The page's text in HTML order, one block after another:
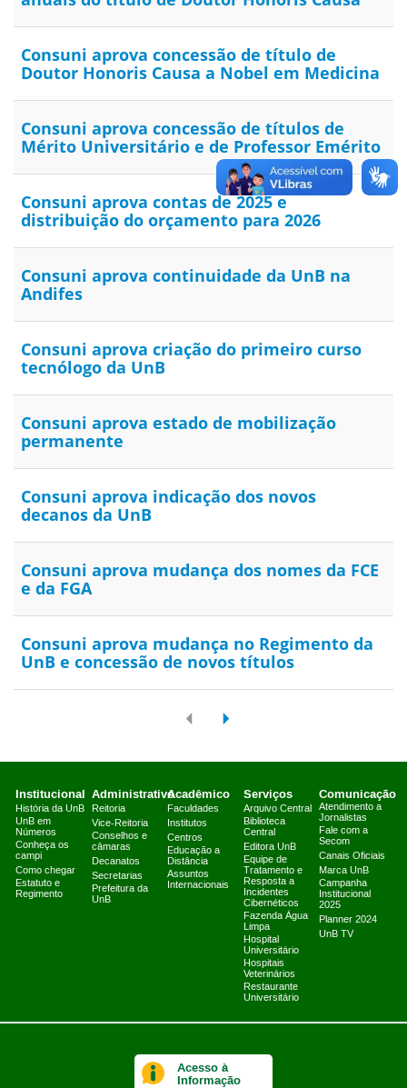
Consuni aprova concessão de título de
Doutor Honoris Causa a Nobel em Medicina
Consuni aprova concessão de títulos de
Mérito Universitário e de Professor Emérito
Consuni aprova contas de 2025 e
distribuição do orçamento para 2026
Consuni aprova continuidade da UnB na
Andifes
Consuni aprova criação do primeiro curso
tecnólogo da UnB
Consuni aprova estado de mobilização
permanente
Consuni aprova indicação dos novos
decanos da UnB
Consuni aprova mudança dos nomes da FCE
e da FGA
Consuni aprova mudança no Regimento da
UnB e concessão de novos títulos
Institucional
História da UnB
UnB em
Números
Conheça os
campi
Como chegar
Estatuto e
Regimento
Administrativo
Reitoria
Vice-Reitoria
Conselhos e
câmaras
Decanatos
Secretarias
Prefeitura da
UnB
Acadêmico
Faculdades
Institutos
Centros
Educação a
Distância
Assuntos
Internacionais
Serviços
Arquivo Central
Biblioteca
Central
Editora UnB
Equipe de
Tratamento e
Resposta a
Incidentes
Cibernéticos
Fazenda Água
Limpa
Hospital
Universitário
Hospitais
Veterinários
Restaurante
Universitário
Comunicação
Atendimento a
Jornalistas
Fale com a
Secom
Canais Oficiais
Marca UnB
Campanha
Institucional
2025
Planner 2024
UnB TV
Acesso à
Informação